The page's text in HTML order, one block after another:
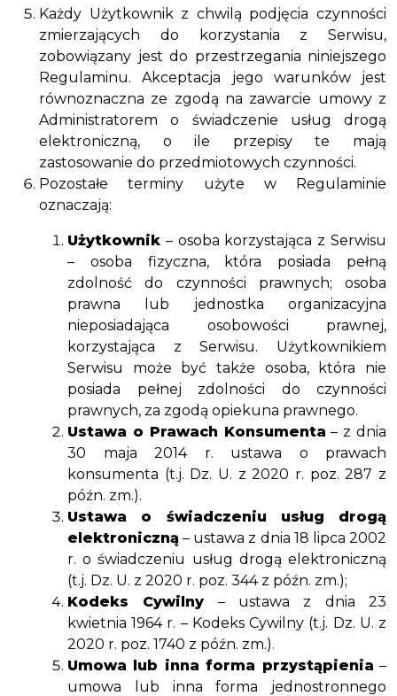
Każdy Użytkownik z chwilą podjęcia czynności
zmierzających do korzystania z Serwisu,
zobowiązany jest do przestrzegania niniejszego
Regulaminu. Akceptacja jego warunków jest
równoznaczna ze zgodą na zawarcie umowy z
Administratorem o świadczenie usług drogą
elektroniczną, o ile przepisy te mają
zastosowanie do przedmiotowych czynności.
Pozostałe terminy użyte w Regulaminie
oznaczają:
Użytkownik – osoba korzystająca z Serwisu
– osoba fizyczna, która posiada pełną
zdolność do czynności prawnych; osoba
prawna lub jednostka organizacyjna
nieposiadająca osobowości prawnej,
korzystająca z Serwisu. Użytkownikiem
Serwisu może być także osoba, która nie
posiada pełnej zdolności do czynności
prawnych, za zgodą opiekuna prawnego.
Ustawa o Prawach Konsumenta – z dnia
30 maja 2014 r. ustawa o prawach
konsumenta (t.j. Dz. U. z 2020 r. poz. 287 z
późn. zm.).
Ustawa o świadczeniu usług drogą
elektroniczną – ustawa z dnia 18 lipca 2002
r. o świadczeniu usług drogą elektroniczną
(t.j. Dz. U. z 2020 r. poz. 344 z późn. zm.);
Kodeks Cywilny – ustawa z dnia 23
kwietnia 1964 r. – Kodeks Cywilny (t.j. Dz. U. z
2020 r. poz. 1740 z późn. zm.).
Umowa lub inna forma przystąpienia –
umowa lub inna forma jednostronnego